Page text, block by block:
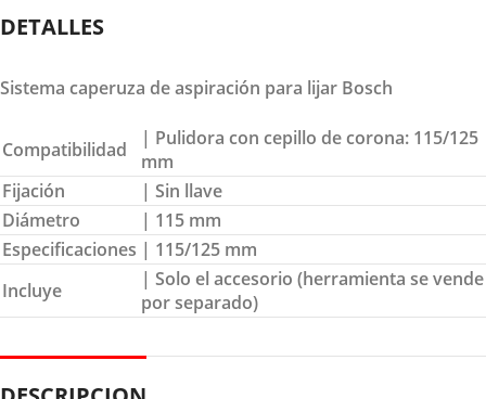
DETALLES
Sistema caperuza de aspiración para lijar Bosch
Compatibilidad
| Pulidora con cepillo de corona: 115/125
mm
Fijación
| Sin llave
Diámetro
| 115 mm
Especificaciones | 115/125 mm
Incluye
| Solo el accesorio (herramienta se vende
por separado)